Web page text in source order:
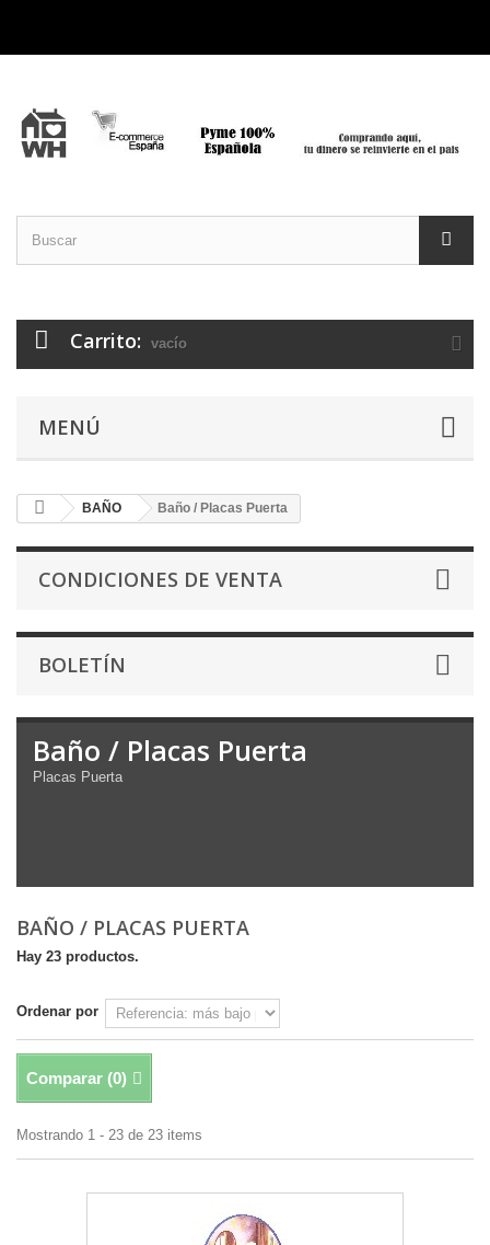
Carrito: vacío
MENÚ
BAÑO Baño / Placas Puerta
CONDICIONES DE VENTA
BOLETÍN
Baño / Placas Puerta
Placas Puerta
BAÑO / PLACAS PUERTA
Hay 23 productos.
Ordenar por
Comparar (0)
Mostrando 1 - 23 de 23 items